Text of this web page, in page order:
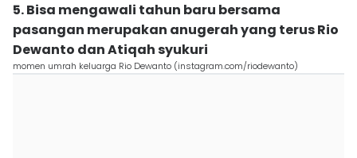
5. Bisa mengawali tahun baru bersama
pasangan merupakan anugerah yang terus Rio
Dewanto dan Atiqah syukuri
momen umrah keluarga Rio Dewanto (instagram.com/riodewanto)